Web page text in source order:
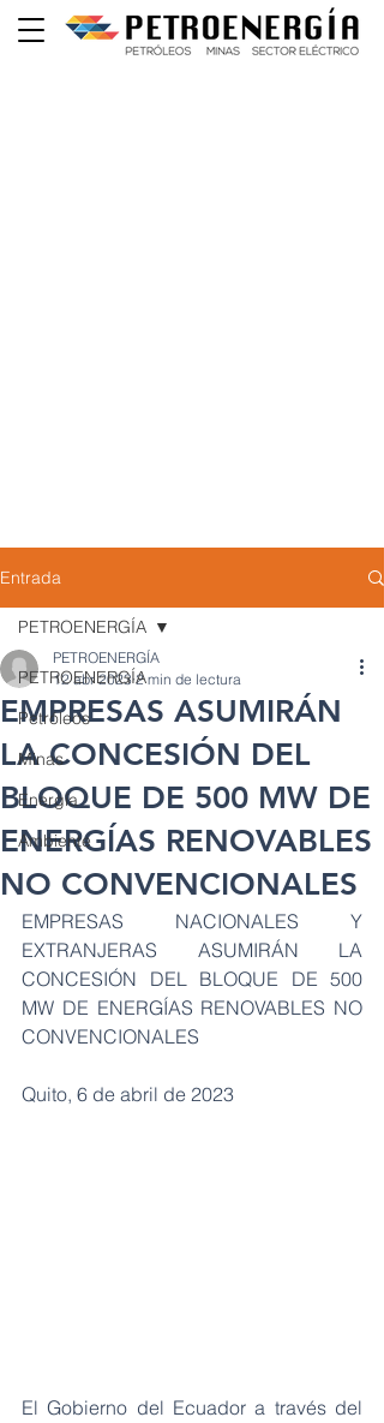
Entrada
PETROENERGÍA
Petróleos
Minas
Energía
Ambiente
PETROENERGÍA
EMPRESAS ASUMIRÁN
LA CONCESIÓN DEL
BLOQUE DE 500 MW DE
ENERGÍAS RENOVABLES
NO CONVENCIONALES
PETROENERGÍA
12 abr 2023 2 min de lectura
EMPRESAS NACIONALES Y
EXTRANJERAS ASUMIRÁN LA
CONCESIÓN DEL BLOQUE DE 500
MW DE ENERGÍAS RENOVABLES NO
CONVENCIONALES
Quito, 6 de abril de 2023
El Gobierno del Ecuador a través del